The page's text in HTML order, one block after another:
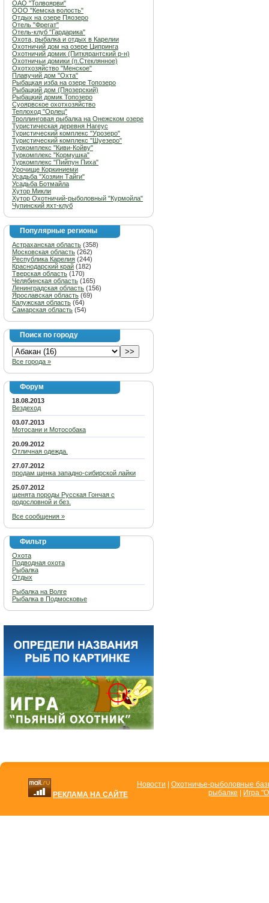
ОАО "Толвоярви"
ООО "Кемска волость"
Отдых на озере Пяозеро
Отель "Фрегат"
Отель-клуб "Гардарика"
Охота, рыбалка и отдых в Карелии
Охотничий дом на озере Ципринга
Охотничий домик (Питкярантский р-н)
Охотничьи домики (п.Стеклянное)
Охотхозяйство "Менское"
Плавучий дом "Охта"
Рыбацкая изба на озере Топозеро
Рыбацкий дом (Пяозерский)
Рыбацкий домик Топозеро
Суоярвское охотхозяйство
Теплоход "Орлец"
Троллинговая рыбалка на Онежском озере
Туристическая деревня Нагеус
Туристический комплекс "Урозеро"
Туристический комплекс "Шуезеро"
Туркомплекс "Киви-Койву"
Туркомплекс "Кормушка"
Туркомплекс "Пийпун Пиха"
Урочище Коркиниеми
Усадьба "Хозяин Тайги"
Усадьба Ботмайла
Хутор Микли
Хутор Охотничий-рыболовный "Курмойла"
Чупинский яхт-клуб
Популярные регионы
Астраханская область (358)
Московская область (262)
Республика Карелия (244)
Краснодарский край (182)
Тверская область (170)
Челябинская область (165)
Ленинградская область (156)
Ярославская область (69)
Калужская область (64)
Самарская область (54)
Поиск по городу
Все города »
Форум
18.08.2013
Вездеход
03.07.2013
Мотосани и Мотособака
20.09.2012
Отличная одежда.
27.07.2012
продам щенка западно-сибирской лайки
25.07.2012
щенята породы Русская Гончая с
родословной и без.
Все сообщения »
Фильтр
Охота
Подводная охота
Рыбалка
Отдых
Рыбалка на Волге
Рыбалка в Подмосковье
РЕКЛАМА НА САЙТЕ
Новости
Охотничье-рыболовные
рыбалке
Игра